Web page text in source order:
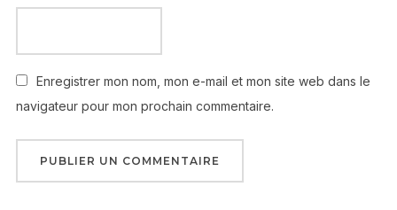
Enregistrer mon nom, mon e-mail et mon site web dans le
navigateur pour mon prochain commentaire.